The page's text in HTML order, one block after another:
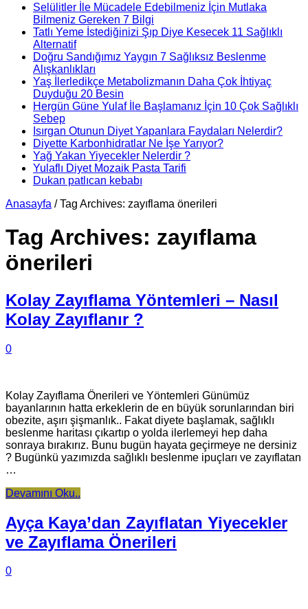
Selülitler İle Mücadele Edebilmeniz İçin Mutlaka
Bilmeniz Gereken 7 Bilgi
Tatlı Yeme İstediğinizi Şıp Diye Kesecek 11 Sağlıklı
Alternatif
Doğru Sandığımız Yaygın 7 Sağlıksız Beslenme
Alışkanlıkları
Yaş İlerledikçe Metabolizmanın Daha Çok İhtiyaç
Duyduğu 20 Besin
Hergün Güne Yulaf İle Başlamanız İçin 10 Çok Sağlıklı
Sebep
Isırgan Otunun Diyet Yapanlara Faydaları Nelerdir?
Diyette Karbonhidratlar Ne İşe Yarıyor?
Yağ Yakan Yiyecekler Nelerdir ?
Yulaflı Diyet Mozaik Pasta Tarifi
Dukan patlıcan kebabı
Anasayfa / Tag Archives: zayıflama önerileri
Tag Archives: zayıflama
önerileri
Kolay Zayıflama Yöntemleri – Nasıl
Kolay Zayıflanır ?
0
Kolay Zayıflama Önerileri ve Yöntemleri Günümüz
bayanlarının hatta erkeklerin de en büyük sorunlarından biri
obezite, aşırı şişmanlık.. Fakat diyete başlamak, sağlıklı
beslenme haritası çıkartıp o yolda ilerlemeyi hep daha
sonraya bırakırız. Bunu bugün hayata geçirmeye ne dersiniz
? Bugünkü yazımızda sağlıklı beslenme ipuçları ve zayıflatan
…
Devamını Oku..
Ayça Kaya’dan Zayıflatan Yiyecekler
ve Zayıflama Önerileri
0